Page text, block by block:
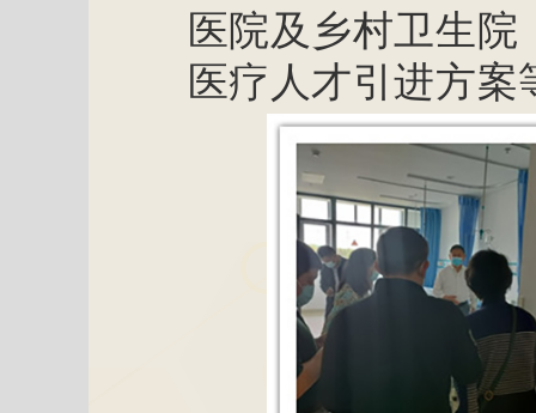
医院及乡村卫生
医疗人才引进方